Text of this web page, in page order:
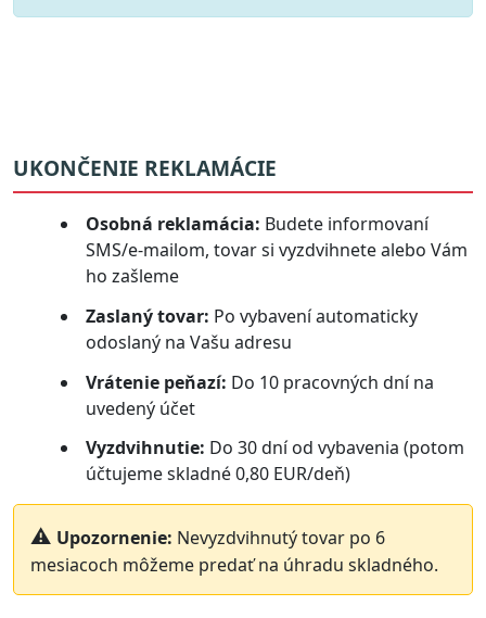
UKONČENIE REKLAMÁCIE
Osobná reklamácia: Budete informovaní
SMS/e-mailom, tovar si vyzdvihnete alebo Vám
ho zašleme
Zaslaný tovar: Po vybavení automaticky
odoslaný na Vašu adresu
Vrátenie peňazí: Do 10 pracovných dní na
uvedený účet
Vyzdvihnutie: Do 30 dní od vybavenia (potom
účtujeme skladné 0,80 EUR/deň)
Upozornenie: Nevyzdvihnutý tovar po 6
mesiacoch môžeme predať na úhradu skladného.